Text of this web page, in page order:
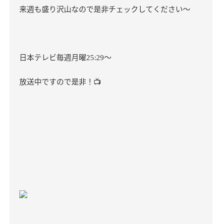
来週も盛り沢山なので是非チェックしてください～
日本テレビ毎週月曜25:29〜
放送中ですので是非！ 📺